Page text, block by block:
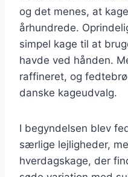
og det menes, at
århundrede.
simpel kage til at
havde ved hånden.
raffineret, og
danske kageudvalg.
I begyndelsen blev
særlige lejligheder,
hverdagskage, der